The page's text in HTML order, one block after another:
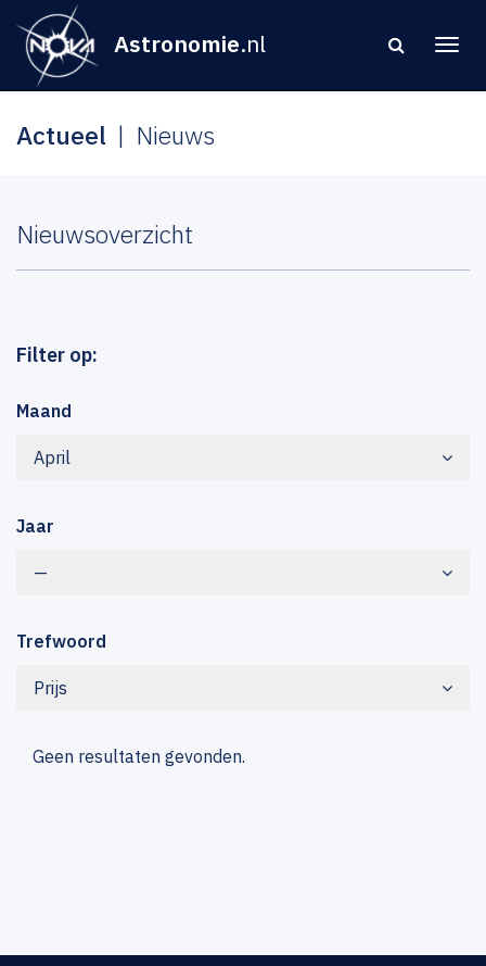
Astronomie.nl
Actueel Nieuws
Nieuwsoverzicht
Filter op:
Maand
April
Jaar
—
Trefwoord
Prijs
Geen resultaten gevonden.